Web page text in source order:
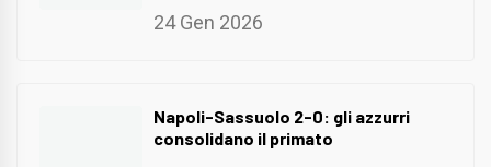
24 Gen 2026
Napoli-Sassuolo 2-0: gli azzurri
consolidano il primato